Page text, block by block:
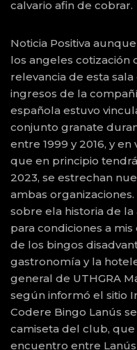
calvario afin de cobrar.
Noticia Positiva
los angeles cotización
relevancia de esta
ingresos de la
española estuvo
conjunto granate
entre 1999 y 2016, y
que en principio
2023, se estrechan
ambas
sobre ela historia de
para condiciones a
de los bingos
gastronomía y la
general de UTHGRA
según informó el sitio
Codere Bingo Lanús
camiseta del club,
encuentro entre